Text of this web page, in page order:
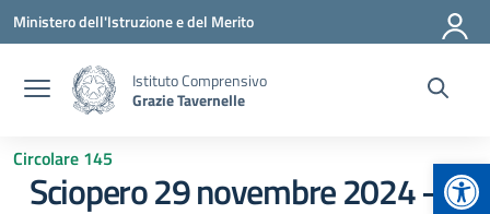
Vai ai contenuti
Vai al menu di navigazione
Vai al footer
Ministero dell'Istruzione e del Merito
Istituto Comprensivo
Grazie Tavernelle
Circolare 145
Sciopero 29 novembre 2024 –